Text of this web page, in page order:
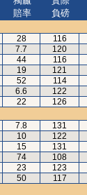
賠率
負磅
28 116
7.7 120
44 116
19 121
52 114
6.6 122
22 126
7.8 131
10 122
15 131
74 108
23 123
50 117